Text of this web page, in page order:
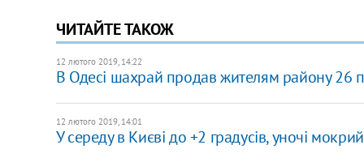
ЧИТАЙТЕ ТАКОЖ
12 лютого 2019, 14:22
В Одесі шахрай продав жителям району 26
12 лютого 2019, 14:01
У середу в Києві до +2 градусів, уночі мокрий